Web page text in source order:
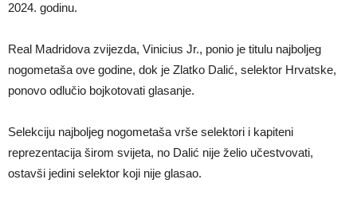
Salahov transfer u Tursku: Otkrivena specijalna klauzula
2024. godinu.
Real Madridova zvijezda, Vinicius Jr., ponio je titulu najboljeg
nogometaša ove godine, dok je Zlatko Dalić, selektor Hrvatske,
ponovo odlučio bojkotovati glasanje.
Selekciju najboljeg nogometaša vrše selektori i kapiteni
reprezentacija širom svijeta, no Dalić nije želio učestvovati,
ostavši jedini selektor koji nije glasao.